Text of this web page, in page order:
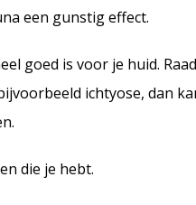
een gunstig effect.
goed is voor je huid.
ichtyose, dan
die je hebt.